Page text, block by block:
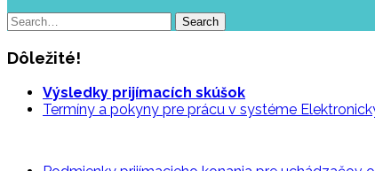
Dôležité!
Výsledky prijímacích skúšok
Termíny a pokyny pre prácu v systéme